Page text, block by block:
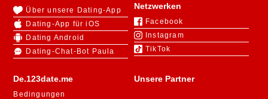
De.123date.me
Bedingungen
Über unsere Dating-App
Dating-App für iOS
Dating Android
Dating-Chat-Bot Paula
Netzwerken
Facebook
Instagram
TikTok
Unsere Partner